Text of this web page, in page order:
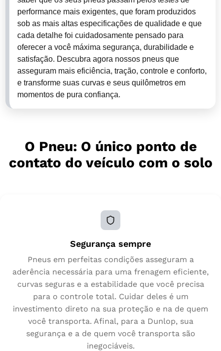
performance mais exigentes, que foram produzidos
sob as mais altas especificações de qualidade e que
cada detalhe foi cuidadosamente pensado para
oferecer a você máxima segurança, durabilidade e
satisfação. Descubra agora nossos pneus que
asseguram mais eficiência, tração, controle e conforto,
e transforme suas curvas e seus quilômetros em
momentos de pura confiança.
O Pneu: O único ponto de
contato do veículo com o solo
Segurança sempre
Pneus em perfeitas condições asseguram a
aderência necessária para uma frenagem eficiente,
curvas seguras e a estabilidade que você precisa
para o controle total. Cuidar deles é um
investimento direto na sua proteção e na de quem
você transporta. Afinal, para a Dunlop, sua
segurança e a de quem você transporta são
inegociáveis.